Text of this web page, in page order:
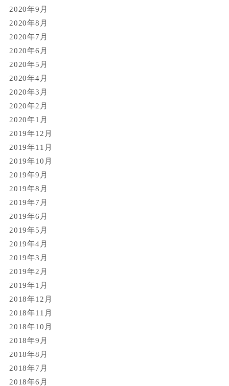
2020年9月
2020年8月
2020年7月
2020年6月
2020年5月
2020年4月
2020年3月
2020年2月
2020年1月
2019年12月
2019年11月
2019年10月
2019年9月
2019年8月
2019年7月
2019年6月
2019年5月
2019年4月
2019年3月
2019年2月
2019年1月
2018年12月
2018年11月
2018年10月
2018年9月
2018年8月
2018年7月
2018年6月